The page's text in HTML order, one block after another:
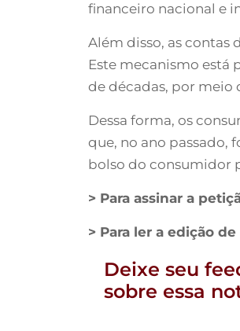
financeiro nacional e
Além disso, as contas
Este mecanismo está
de décadas, por meio
Dessa forma, os
que, no ano passado,
bolso do consumidor
> Para assinar a
> Para ler a edição
Deixe seu
sobre essa